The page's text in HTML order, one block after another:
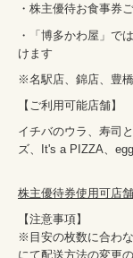
・株主優待お食事券
・「博多かわ屋」で
けます
※名駅店、錦店、豊
【ご利用可能店舗】
イチバのウラ、寿司
ズ、It's a PIZZA、
株主優待券使用可店
【注意事項】
※目安の枚数に合わ
にて配送方法の変更